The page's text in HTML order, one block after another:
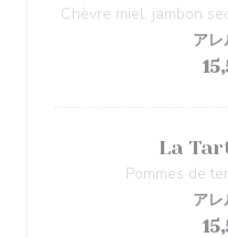
Chèvre miel, jambon
ア
La
Pommes de
ア